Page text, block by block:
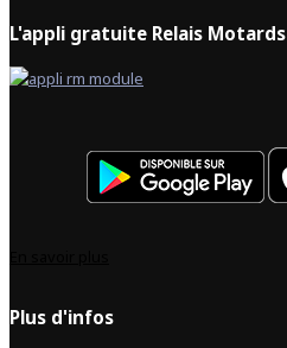
L'appli gratuite Relais Motards
Plus d'infos